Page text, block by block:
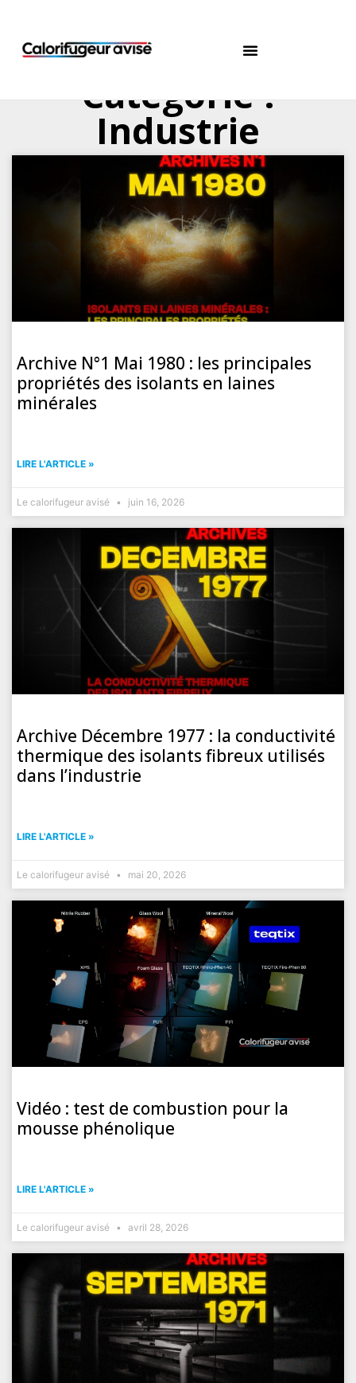
Catégorie :
Industrie
Archive N°1 Mai 1980 : les principales
propriétés des isolants en laines
minérales
LIRE L'ARTICLE »
Le calorifugeur avisé juin 16, 2026
Archive Décembre 1977 : la conductivité
thermique des isolants fibreux utilisés
dans l’industrie
LIRE L'ARTICLE »
Le calorifugeur avisé mai 20, 2026
Vidéo : test de combustion pour la
mousse phénolique
LIRE L'ARTICLE »
Le calorifugeur avisé avril 28, 2026